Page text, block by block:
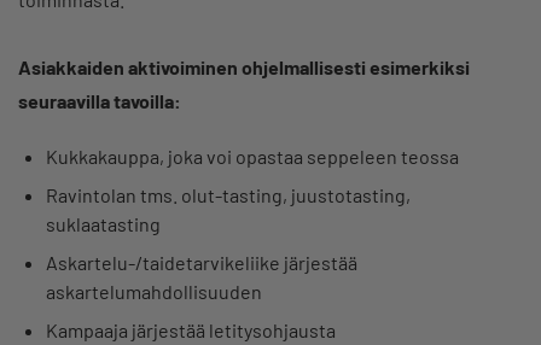
Asiakkaiden aktivoiminen ohjelmallisesti esimerkiksi
seuraavilla tavoilla:
Kukkakauppa, joka voi opastaa seppeleen teossa
Ravintolan tms. olut-tasting, juustotasting,
suklaatasting
Askartelu-/taidetarvikeliike järjestää
askartelumahdollisuuden
Kampaaja järjestää letitysohjausta